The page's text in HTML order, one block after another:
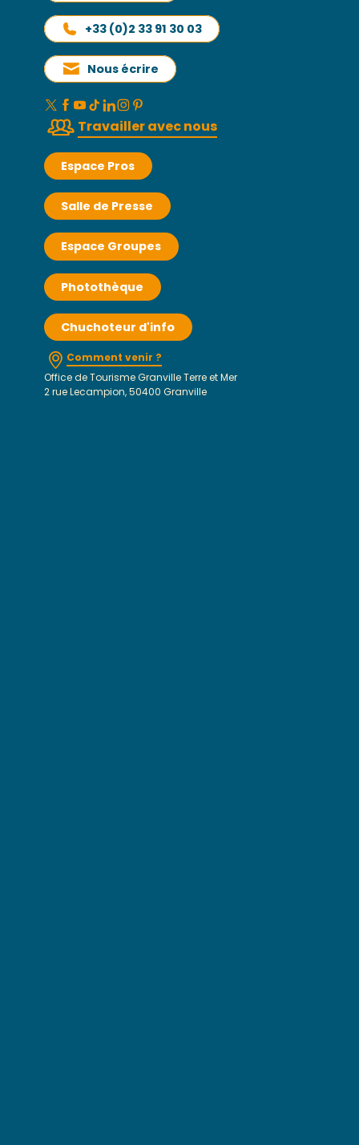
+33 (0)2 33 91 30 03
Nous écrire
Travailler avec nous
Espace Pros
Salle de Presse
Espace Groupes
Photothèque
Chuchoteur d'info
Comment venir ?
Office de Tourisme Granville Terre et Mer
2 rue Lecampion, 50400 Granville